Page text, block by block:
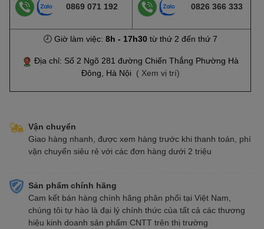
0869 071 192 0826 366 333
🕗 Giờ làm việc: 8h - 17h30từ thứ 2 đến thứ 7
Địa chỉ: Số 2 Ngõ 281 đường Chiến Thắng Phường Hà
Đông, Hà Nội ( Xem vị trí)
Vận chuyển
Giao hàng nhanh, được xem hàng trước khi thanh toán, phí
vận chuyển siêu rẻ với các đơn hàng dưới 2 triệu
Sản phẩm chính hãng
Cam kết bán hàng chính hãng phân phối tại Việt Nam,
chúng tôi tự hào là đại lý chính thức của tất cả các thương
hiệu kinh doanh sản phẩm CNTT trên thị trường